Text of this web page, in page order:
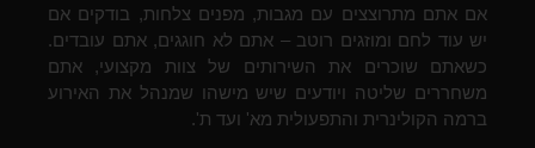
אם אתם מתרוצצים עם מגבות, מפנים צלחות, בודקים אם
יש עוד לחם ומוזגים רוטב – אתם לא חוגגים, אתם עובדים.
כשאתם שוכרים את השירותים של צוות מקצועי, אתם
משחררים שליטה ויודעים שיש מישהו שמנהל את האירוע
ברמה הקולינרית והתפעולית מא' ועד ת'.